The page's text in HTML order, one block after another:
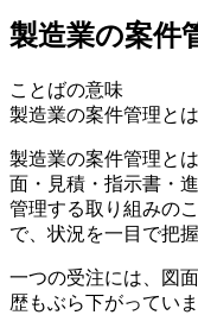
製造業の案件
ことばの意味
製造業の案件管理とは
製造業の案件管理と
面・見積・指示書・
管理する取り組みの
で、状況を一目で把握
一つの受注には、図
歴もぶら下がってい